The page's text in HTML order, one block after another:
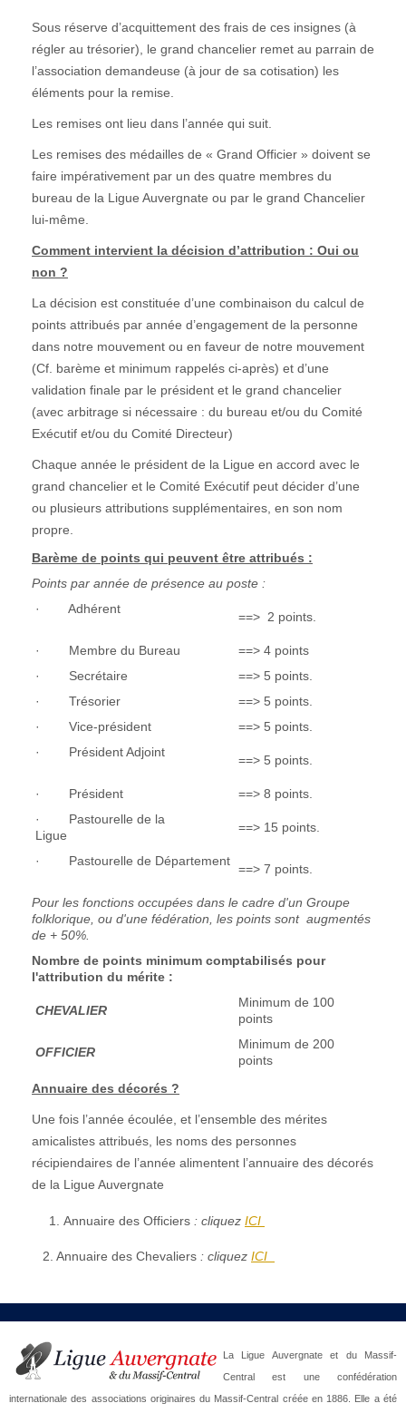
Sous réserve d’acquittement des frais de ces insignes (à
régler au trésorier), le grand chancelier remet au parrain de
l’association demandeuse (à jour de sa cotisation) les
éléments pour la remise.
Les remises ont lieu dans l’année qui suit.
Les remises des médailles de « Grand Officier » doivent se
faire impérativement par un des quatre membres du
bureau de la Ligue Auvergnate ou par le grand Chancelier
lui-même.
Comment intervient la décision d’attribution : Oui ou
non ?
La décision est constituée d’une combinaison du calcul de
points attribués par année d’engagement de la personne
dans notre mouvement ou en faveur de notre mouvement
(Cf. barème et minimum rappelés ci-après) et d’une
validation finale par le président et le grand chancelier
(avec arbitrage si nécessaire : du bureau et/ou du Comité
Exécutif et/ou du Comité Directeur)
Chaque année le président de la Ligue en accord avec le
grand chancelier et le Comité Exécutif peut décider d’une
ou plusieurs attributions supplémentaires, en son nom
propre.
Barème de points qui peuvent être attribués :
Points par année de présence au poste :
· Adhérent
==> 2 points.
· Membre du Bureau
==> 4 points
· Secrétaire
==> 5 points.
· Trésorier
==> 5 points.
· Vice-président ==> 5 points.
· Président Adjoint
==> 5 points.
· Président
==> 8 points.
· Pastourelle de la
Ligue
==> 15 points.
· Pastourelle de Département
==> 7 points.
Pour les fonctions occupées dans le cadre d'un Groupe
folklorique, ou d'une fédération, les points sont augmentés
de + 50%.
Nombre de points minimum comptabilisés pour
l'attribution du mérite :
CHEVALIER
Minimum de 100
points
OFFICIER
Minimum de 200
points
Annuaire des décorés ?
Une fois l’année écoulée, et l’ensemble des mérites
amicalistes attribués, les noms des personnes
récipiendaires de l’année alimentent l’annuaire des décorés
de la Ligue Auvergnate
Annuaire des Officiers : cliquez ICI
2. Annuaire des Chevaliers : cliquez ICI
La Ligue Auvergnate et du Massif-
Central est une confédération
internationale des associations originaires du Massif-Central créée en 1886. Elle a été